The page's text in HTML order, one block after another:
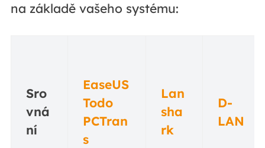
na základě vašeho systému:
Sro
vná
ní
EaseUS
Todo
PCTran
s
Lan
sha
rk
D-
LAN